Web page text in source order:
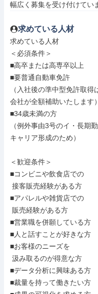
幅広く募集を受け付けてい
求めている人材
求めている人材
＜必須条件＞
■高卒または高専卒以上
■要普通自動車免許
（入社後の準中型免許取得
会社が全額補助いたします）
■34歳未満の方
（例外事由3号のイ・長期
キャリア形成のため）
＜歓迎条件＞
■コンビニや飲食店での
■アパレルや雑貨店での
■営業職を併願している方
■人と話すことが好きな方
■お客様のニーズを
■データ分析に興味ある方
■裁量を持って働きたい方